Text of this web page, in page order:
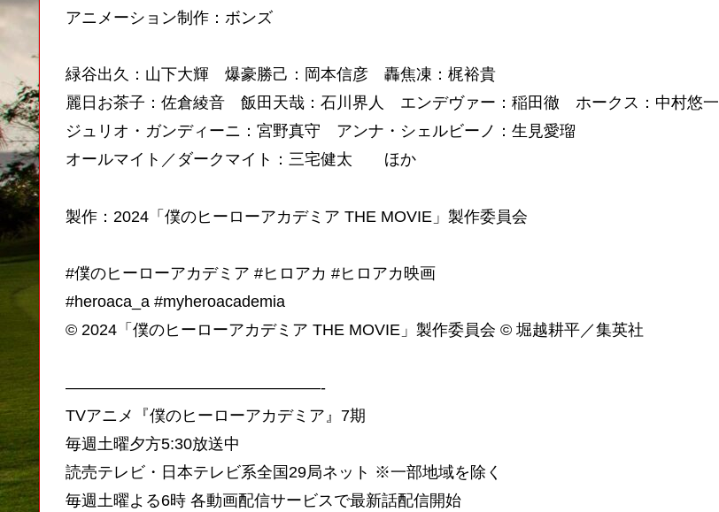
アニメーション制作：ボンズ
緑谷出久：山下大輝 爆豪勝己：岡本信彦 轟焦凍：梶裕貴
麗日お茶子：佐倉綾音 飯田天哉：石川界人 エンデヴァー：稲田徹 ホークス：中村悠一
ジュリオ・ガンディーニ：宮野真守 アンナ・シェルビーノ：生見愛瑠
オールマイト／ダークマイト：三宅健太 ほか
製作：2024「僕のヒーローアカデミア THE MOVIE」製作委員会
#僕のヒーローアカデミア #ヒロアカ #ヒロアカ映画
#heroaca_a #myheroacademia
© 2024「僕のヒーローアカデミア THE MOVIE」製作委員会 © 堀越耕平／集英社
————————————————-
TVアニメ『僕のヒーローアカデミア』7期
毎週土曜夕方5:30放送中
読売テレビ・日本テレビ系全国29局ネット ※一部地域を除く
毎週土曜よる6時 各動画配信サービスで最新話配信開始